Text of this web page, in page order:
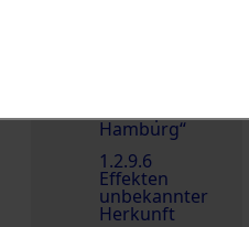
Hamburg“
1.2.9.6
Effekten
unbekannter
Herkunft